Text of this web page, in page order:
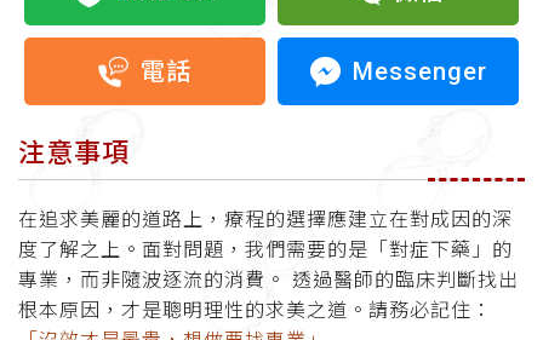
電話 Messenger
注意事項
在追求美麗的道路上，療程的選擇應建立在對成因的深
度了解之上。面對問題，我們需要的是「對症下藥」的
專業，而非隨波逐流的消費。 透過醫師的臨床判斷找出
根本原因，才是聰明理性的求美之道。請務必記住：